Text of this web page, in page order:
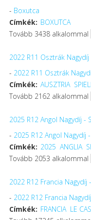
- Boxutca
Címkék: BOXUTCA
Tovább 3438 alkalommal
2022 R11 Osztrák
- 2022 R11 Osztrák
Címkék: AUSZTRIA
Tovább 2162 alkalommal
2025 R12 Angol Nagydíj -
- 2025 R12 Angol Nagydíj
Címkék: 2025 ANGLIA
Tovább 2053 alkalommal
2022 R12 Francia
- 2022 R12 Francia
Címkék: FRANCIA LE